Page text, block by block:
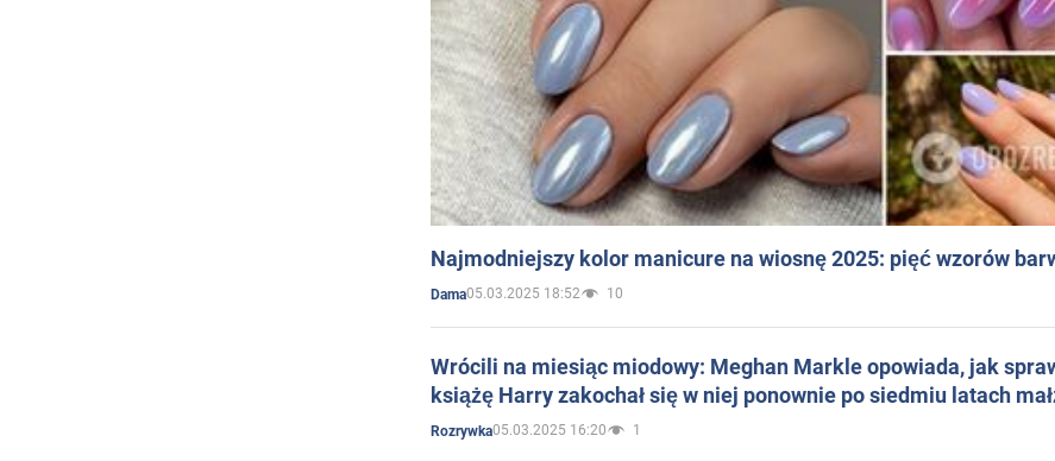
Najmodniejszy kolor manicure na wiosnę 2025: pięć wzorów
Dama05.03.2025 18:52 10
Wrócili na miesiąc miodowy: Meghan Markle opowiada, jak
książę Harry zakochał się w niej ponownie po siedmiu latach
Rozrywka05.03.2025 16:20 1